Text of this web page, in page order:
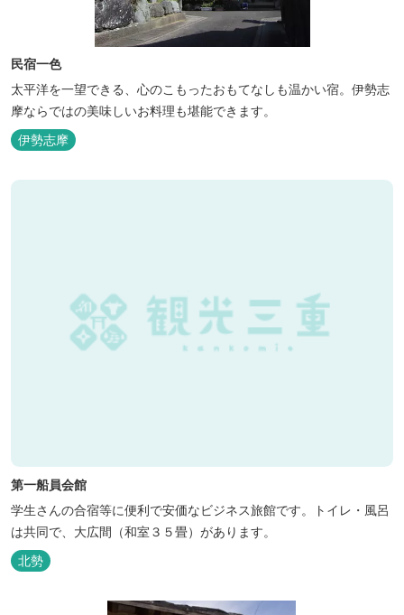
民宿一色
太平洋を一望できる、心のこもったおもてなしも温かい宿。伊勢志
摩ならではの美味しいお料理も堪能できます。
伊勢志摩
第一船員会館
学生さんの合宿等に便利で安価なビジネス旅館です。トイレ・風呂
は共同で、大広間（和室３５畳）があります。
北勢